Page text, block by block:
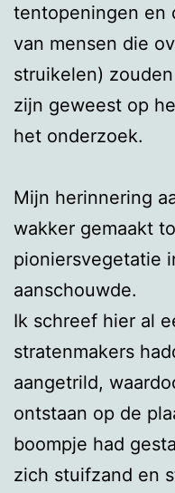
tentopeningen en
van mensen die
struikelen)
zijn geweest op
het onderzoek.
Mijn herinnering
wakker gemaakt
pioniersvegetatie
aanschouwde.
Ik schreef hier al
stratenmakers
aangetrild,
ontstaan op de
boompje had
zich stuifzand en